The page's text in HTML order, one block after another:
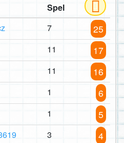
Spel
7 25
11 17
11 16
1 6
1 5
3 4